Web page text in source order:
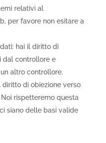
relativi al
per favore non esitare a
hai il diritto di
dal controllore e
altro controllore.
diritto di obiezione verso
rispetteremo questa
siano delle basi valide